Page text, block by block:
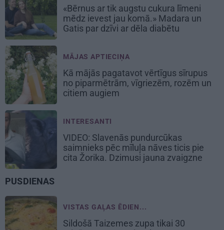
«Bērnus ar tik augstu cukura līmeni
mēdz ievest jau komā.» Madara un
Gatis par dzīvi ar dēla diabētu
MĀJAS APTIECIŅA
Kā mājās pagatavot vērtīgus sīrupus
no piparmētrām, vīgriezēm, rozēm un
citiem augiem
INTERESANTI
VIDEO: Slavenās pundurcūkas
saimnieks pēc mīluļa nāves ticis pie
cita Žorika. Dzimusi jauna zvaigzne
PUSDIENAS
VISTAS GAĻAS ĒDIEN...
Sildošā Taizemes zupa tikai 30